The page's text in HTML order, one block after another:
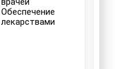
Обеспечение
лекарствами